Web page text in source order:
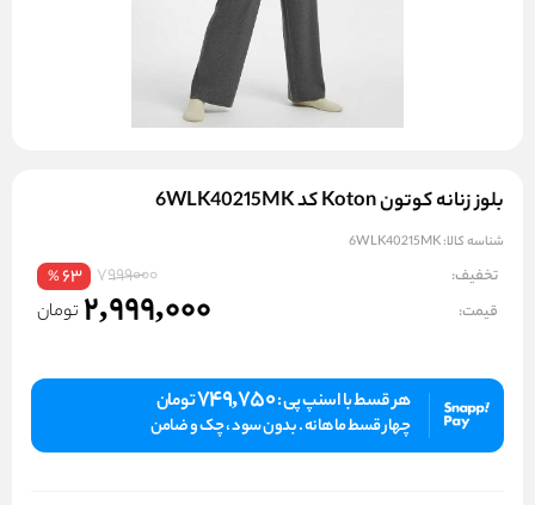
بلوز زنانه کوتون Koton کد 6WLK40215MK
شناسه کالا:6WLK40215MK
تخفیف: 7999000
63
%
قیمت: 2,999,000 تومان
هر قسط با اسنپ پی :749,750تومان
چهار قسط ماهانه . بدون سود ، چک و ضامن